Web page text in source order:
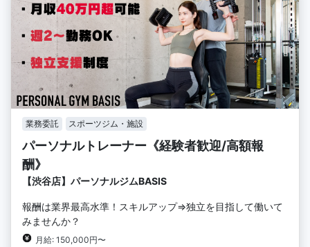
業務委託 スポーツジム・施設
パーソナルトレーナー《経験者歓迎/高額報
酬》
【渋谷店】パーソナルジムBASIS
報酬は業界最高水準！スキルアップ⇒独立を目指して働いて
みませんか？
月給: 150,000円〜